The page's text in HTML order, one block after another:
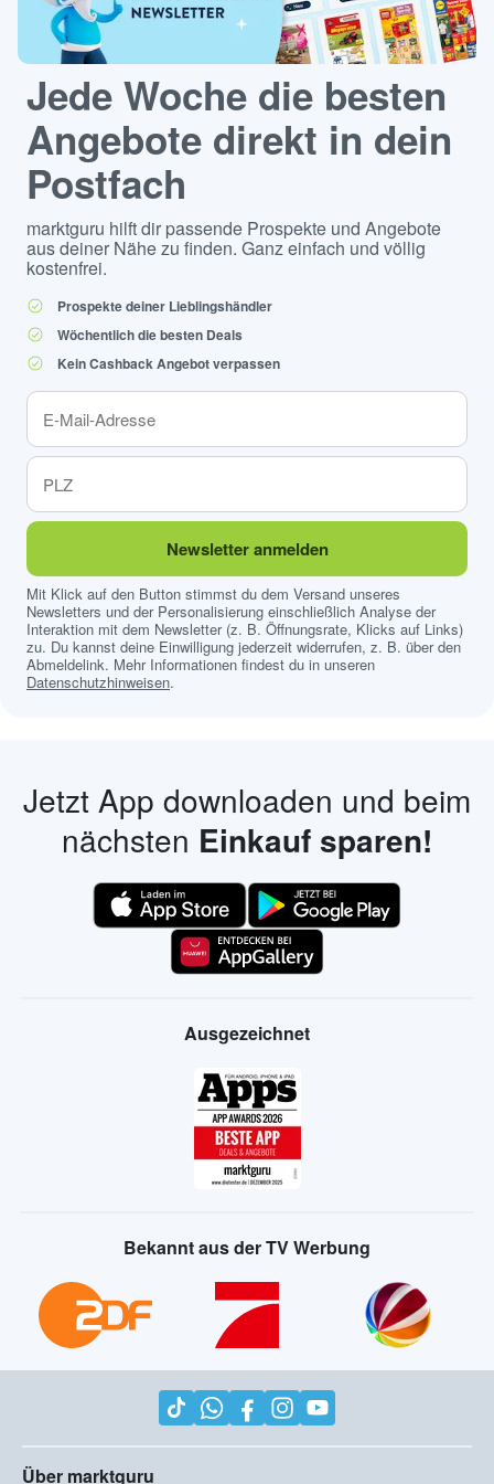
Jede Woche die besten
Angebote direkt in dein
Postfach
marktguru hilft dir passende Prospekte und Angebote
aus deiner Nähe zu finden. Ganz einfach und völlig
kostenfrei.
Prospekte deiner Lieblingshändler
Wöchentlich die besten Deals
Kein Cashback Angebot verpassen
Newsletter anmelden
Mit Klick auf den Button stimmst du dem Versand unseres
Newsletters und der Personalisierung einschließlich Analyse der
Interaktion mit dem Newsletter (z. B. Öffnungsrate, Klicks auf Links)
zu. Du kannst deine Einwilligung jederzeit widerrufen, z. B. über den
Abmeldelink. Mehr Informationen findest du in unseren
Datenschutzhinweisen.
Jetzt App downloaden und beim
nächsten Einkauf sparen!
Ausgezeichnet
Bekannt aus der TV Werbung
Über marktguru